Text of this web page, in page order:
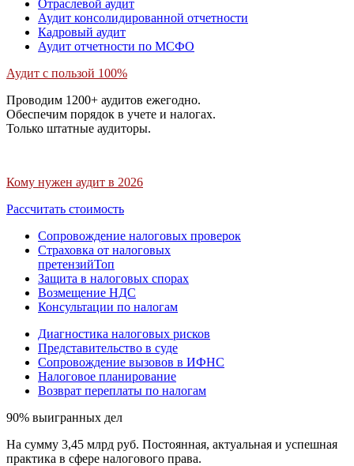
Отраслевой аудит
Аудит консолидированной отчетности
Кадровый аудит
Аудит отчетности по МСФО
Аудит с пользой 100%
Проводим 1200+ аудитов ежегодно.
Обеспечим порядок в учете и налогах.
Только штатные аудиторы.
Кому нужен аудит в 2026
Рассчитать стоимость
Сопровождение налоговых проверок
Страховка от налоговых
претензийТоп
Защита в налоговых спорах
Возмещение НДС
Консультации по налогам
Диагностика налоговых рисков
Представительство в суде
Сопровождение вызовов в ИФНС
Налоговое планирование
Возврат переплаты по налогам
90% выигранных дел
На сумму 3,45 млрд руб. Постоянная, актуальная и успешная
практика в сфере налогового права.